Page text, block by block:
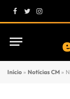
Facebook
Twitter
Início » Notícias CM »